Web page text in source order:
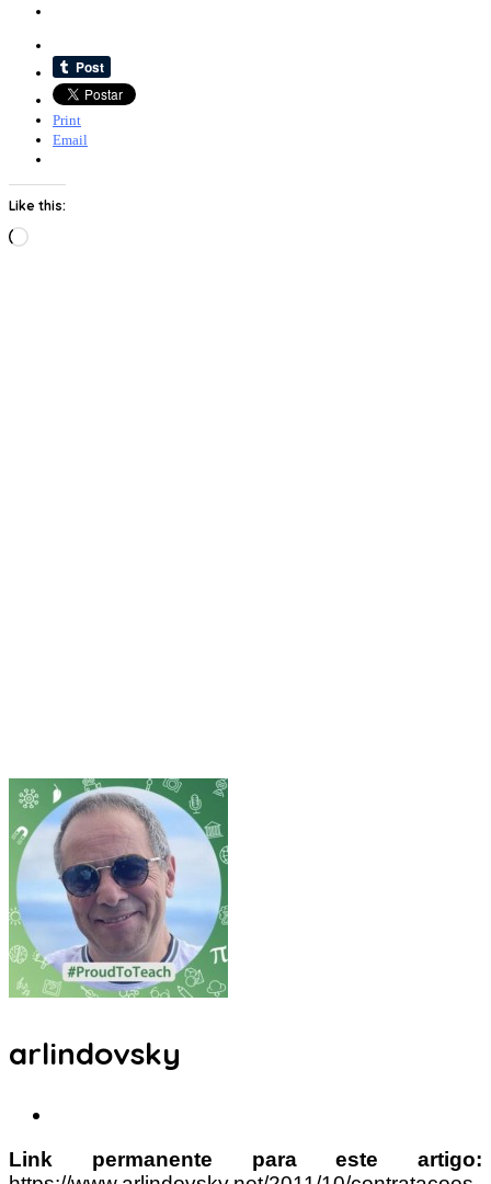
Print
Email
Like this:
Loading…
arlindovsky
Link permanente para este artigo: